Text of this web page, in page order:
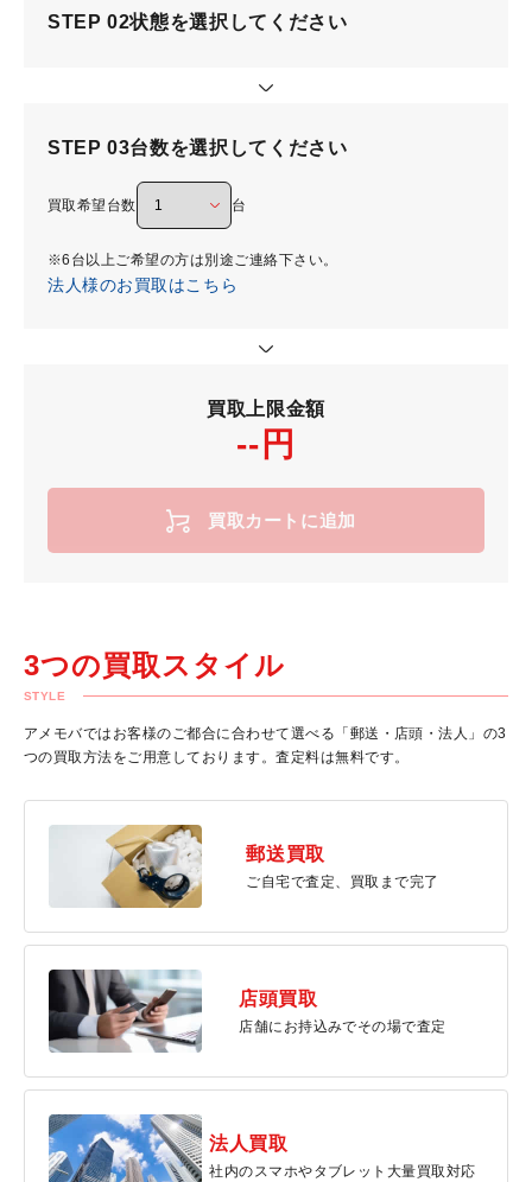
STEP 02状態を選択してください
STEP 03台数を選択してください
買取希望台数 台
※6台以上ご希望の方は別途ご連絡下さい。
法人様のお買取はこちら
買取上限金額
--円
買取カートに追加
3つの買取スタイル
STYLE
アメモバではお客様のご都合に合わせて選べる「郵送・店頭・法人」の3
つの買取方法をご用意しております。査定料は無料です。
郵送買取
ご自宅で査定、買取まで完了
店頭買取
店舗にお持込みでその場で査定
法人買取
社内のスマホやタブレット大量買取対応